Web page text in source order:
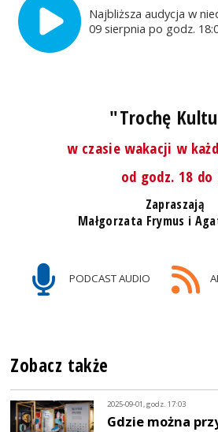
Najbliższa audycja w
09 sierpnia po godz.
"Trochę
w czasie wakacji w
od godz. 18 do
Zapraszają
Małgorzata Frymus i
PODCAST AUDIO
Zobacz także
2025-09-01, godz. 17:03
Gdzie można